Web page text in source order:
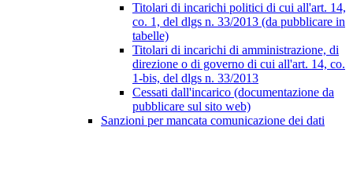
Titolari di incarichi politici di cui all'art. 14,
co. 1, del dlgs n. 33/2013 (da pubblicare in
tabelle)
Titolari di incarichi di amministrazione, di
direzione o di governo di cui all'art. 14, co.
1-bis, del dlgs n. 33/2013
Cessati dall'incarico (documentazione da
pubblicare sul sito web)
Sanzioni per mancata comunicazione dei dati